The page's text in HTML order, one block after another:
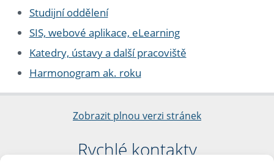
Studijní oddělení
SIS, webové aplikace, eLearning
Katedry, ústavy a další pracoviště
Harmonogram ak. roku
Zobrazit plnou verzi stránek
Rychlé kontakty